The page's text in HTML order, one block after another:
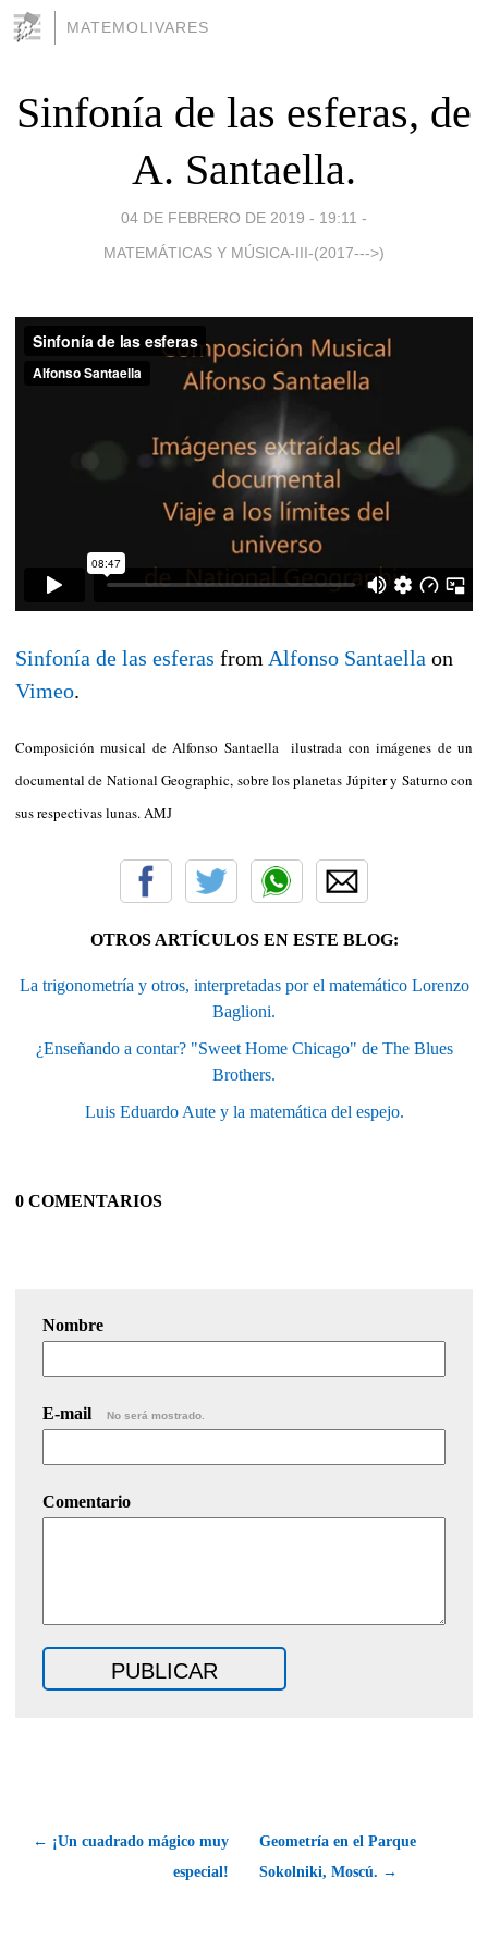
MATEMOLIVARES
Sinfonía de las esferas, de
A. Santaella.
04 DE FEBRERO DE 2019 - 19:11 -
MATEMÁTICAS Y MÚSICA-III-(2017--->)
Sinfonía de las esferas from Alfonso Santaella on
Vimeo.
Composición musical de Alfonso Santaella ilustrada con imágenes de un
documental de National Geographic, sobre los planetas Júpiter y Saturno con
sus respectivas lunas. AMJ
OTROS ARTÍCULOS EN ESTE BLOG:
La trigonometría y otros, interpretadas por el matemático Lorenzo
Baglioni.
¿Enseñando a contar? "Sweet Home Chicago" de The Blues
Brothers.
Luis Eduardo Aute y la matemática del espejo.
0 COMENTARIOS
Nombre
E-mail No será mostrado.
Comentario
← ¡Un cuadrado mágico muy
especial!
Geometría en el Parque
Sokolniki, Moscú. →